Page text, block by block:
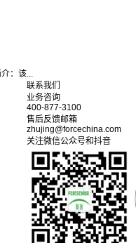
：该...
联系我们
业务咨询
400-877-3100
售后反馈邮箱
zhujing@forcechina.com
关注微信公众号和抖音